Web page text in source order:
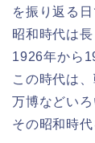
を振り返る日
昭和時代は長
1926年から
この時代は
万博などいろ
その昭和時